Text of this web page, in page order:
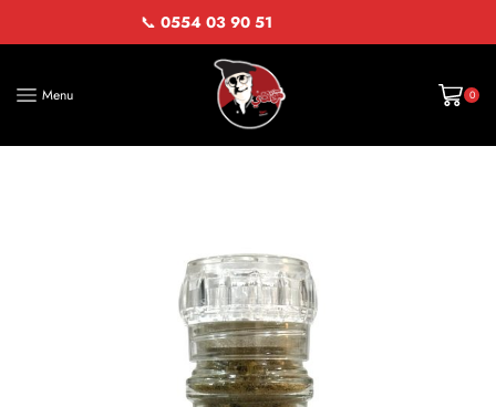
📞 0554 03 90 51
Menu 0